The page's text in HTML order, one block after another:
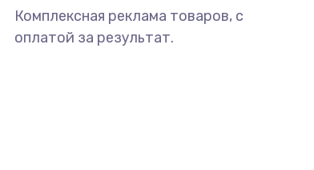
Комплексная реклама товаров, с
оплатой за результат.